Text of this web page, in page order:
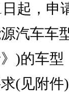
起，申
汽车车
)的车型
(见附件